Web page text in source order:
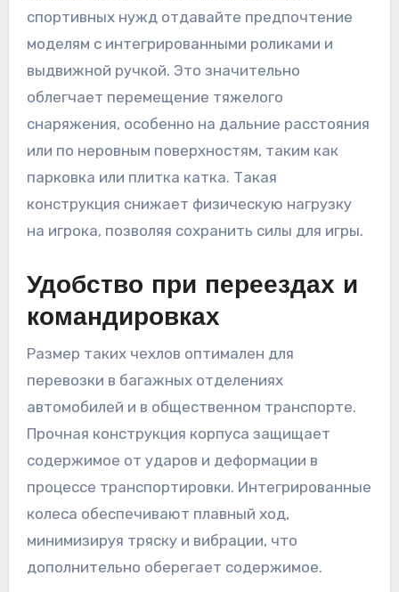
спортивных нужд отдавайте предпочтение
моделям с интегрированными роликами и
выдвижной ручкой. Это значительно
облегчает перемещение тяжелого
снаряжения, особенно на дальние расстояния
или по неровным поверхностям, таким как
парковка или плитка катка. Такая
конструкция снижает физическую нагрузку
на игрока, позволяя сохранить силы для игры.
Удобство при переездах и
командировках
Размер таких чехлов оптимален для
перевозки в багажных отделениях
автомобилей и в общественном транспорте.
Прочная конструкция корпуса защищает
содержимое от ударов и деформации в
процессе транспортировки. Интегрированные
колеса обеспечивают плавный ход,
минимизируя тряску и вибрации, что
дополнительно оберегает содержимое.